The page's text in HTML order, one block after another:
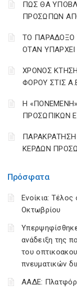
Πρόσφατα
Ενοίκια:
Οκτωβρίου
Υπερψηφίσθηκε
ανάδειξη της
του
πνευματικών
ΑΑΔΕ:
ΠΩΣ ΘΑ
ΠΡΟΣΩΠΩΝ
ΤΟ ΠΑΡΑΔΟΞΟ
ΟΤΑΝ
ΧΡΟΝΟΣ
ΦΟΡΟΥ ΣΤΙΣ
Η
ΠΡΟΣΩΠΙΚΩΝ
ΚΕΡΔΩΝ